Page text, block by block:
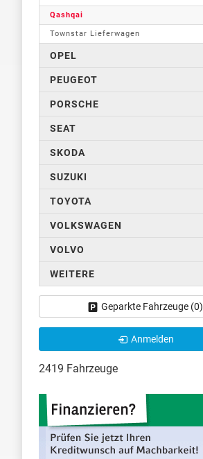
Qashqai
Townstar Lieferwagen
OPEL
PEUGEOT
PORSCHE
SEAT
SKODA
SUZUKI
TOYOTA
VOLKSWAGEN
VOLVO
WEITERE
Geparkte Fahrzeuge (0)
Anmelden
2419 Fahrzeuge